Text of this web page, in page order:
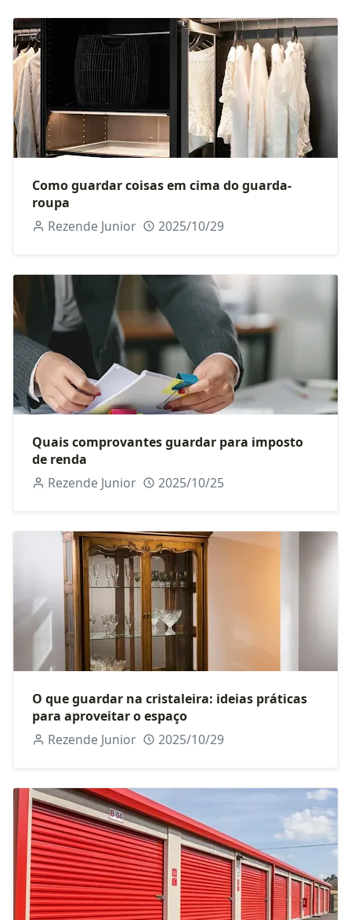
Como guardar coisas em cima do guarda-
roupa
Rezende Junior
2025/10/29
Quais comprovantes guardar para imposto
de renda
Rezende Junior
2025/10/25
O que guardar na cristaleira: ideias práticas
para aproveitar o espaço
Rezende Junior
2025/10/29